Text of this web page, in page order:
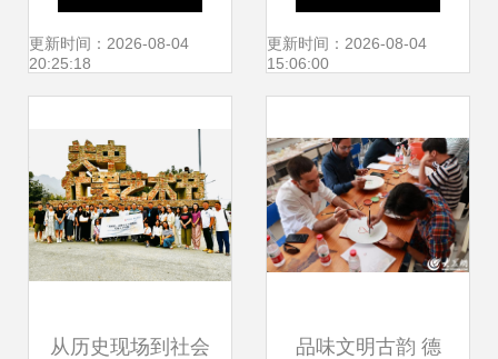
岑李家村
更新时间：2026-08-04
20:25:18
唱不停
更新时间：2026-08-04
15:06:00
从历史现场到社会 品味文明古韵 德